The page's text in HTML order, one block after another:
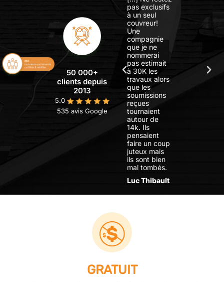
50 000+
clients depuis
2013
5.0
535 avis Google
d'une semaine
nous avions 3
devis faits par
d'expérience
dans les
alentours! Je
recommande!!!
Leurs services
personnalisés
et soucieux
font la
pas exclusifs
à un seul
couvreur!
Une
compagnie
que je ne
nommerai
pas estimait
à 30K les
travaux alors
que les
soumissions
reçues
tournaient
autour de
14k. Ils
pensaient
faire un coup
juteux mais
ils sont bien
mal tombés.
Luc Thibault
GRATUIT